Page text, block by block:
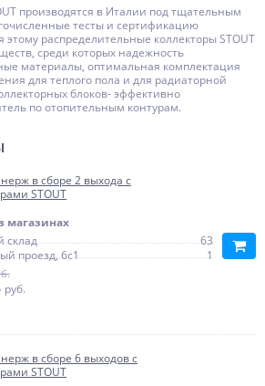
производятся в Италии под тщательным
тесты и сертификацию
этому распределительные коллекторы STOUT
среди которых надежность
материалы, оптимальная комплектация
для теплого пола и для радиаторной
блоков- эффективно
по отопительным контурам.
в сборе 2 выхода с
STOUT
магазинах
склад
63
проезд, 6с1
1
руб.
в сборе 6 выходов с
STOUT